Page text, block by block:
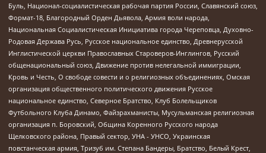
Буль, Национал-социалистическая рабочая партия России, Славянский союз,
Формат-18, Благородный Орден Дьявола, Армия воли народа,
Национальная Социалистическая Инициатива города Череповца, Духовно-
Родовая Держава Русь, Русское национальное единство, Древнерусской
Инглистической церкви Православных Староверов-Инглингов, Русский
общенациональный союз, Движение против нелегальной иммиграции,
Кровь и Честь, О свободе совести и о религиозных объединениях, Омская
организация общественного политического движения Русское
национальное единство, Северное Братство, Клуб Болельщиков
Футбольного Клуба Динамо, Файзрахманисты, Мусульманская религиозная
организация п. Боровский, Община Коренного Русского народа
Щелковского района, Правый сектор, УНА - УНСО, Украинская
повстанческая армия, Тризуб им. Степана Бандеры, Братство, Белый Крест,